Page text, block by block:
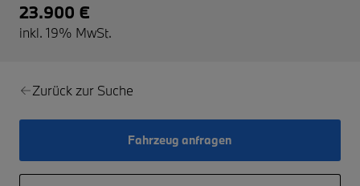
23.900 €
inkl. 19% MwSt.
Zurück zur Suche
Fahrzeug anfragen